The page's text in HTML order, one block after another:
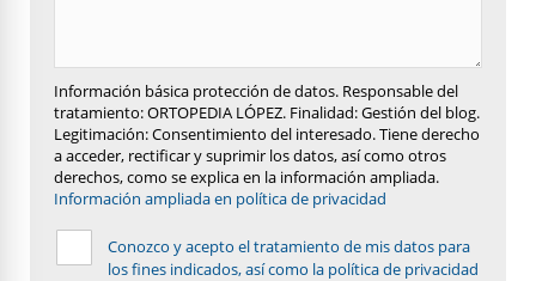
Información básica protección de datos. Responsable del
tratamiento: ORTOPEDIA LÓPEZ. Finalidad: Gestión del blog.
Legitimación: Consentimiento del interesado. Tiene derecho
a acceder, rectificar y suprimir los datos, así como otros
derechos, como se explica en la información ampliada.
Información ampliada en política de privacidad
Conozco y acepto el tratamiento de mis datos para
los fines indicados, así como la política de privacidad